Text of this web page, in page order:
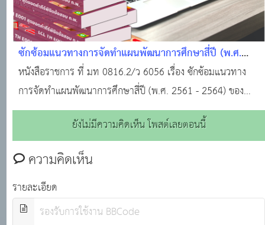
ซักซ้อมแนวทางการจัดทำแผนพัฒนาการศึกษาสี่ปี (พ.ศ.
2561 - 2564) ขององค์กรปกครองส่วนท้องถิ่น
หนังสือราชการ ที่ มท 0816.2/ว 6056 เรื่อง ซักซ้อมแนวทาง
การจัดทำแผนพัฒนาการศึกษาสี่ปี (พ.ศ. 2561 - 2564) ของ
องค์กรปกครองส่วนท้องถิ่น
ยังไม่มีความคิดเห็น โพสต์เลยตอนนี้
ความคิดเห็น
รายละเอียด